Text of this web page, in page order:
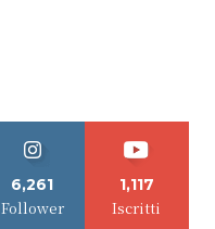
6,261
Follower
1,117
Iscritti